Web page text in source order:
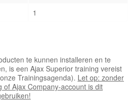
1
te kunnen installeren en te
is een Ajax Superior training vereist
Trainingsagenda). Let op: zonder
of Ajax Company-account is dit